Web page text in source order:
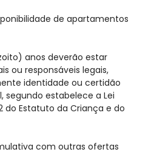
de apartamentos
anos deverão estar
ou responsáveis legais,
identidade ou certidão
segundo estabelece a Lei
do Estatuto da Criança e do
com outras ofertas